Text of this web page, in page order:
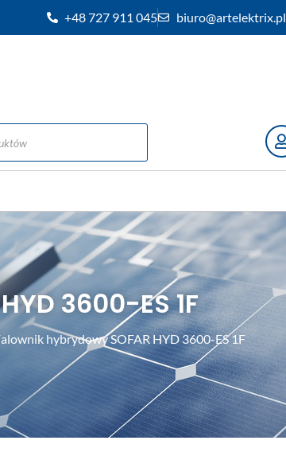
+48 727 911 045 biuro@artelektrix.pl
3600-ES 1F
hybrydowy SOFAR HYD 3600-ES 1F